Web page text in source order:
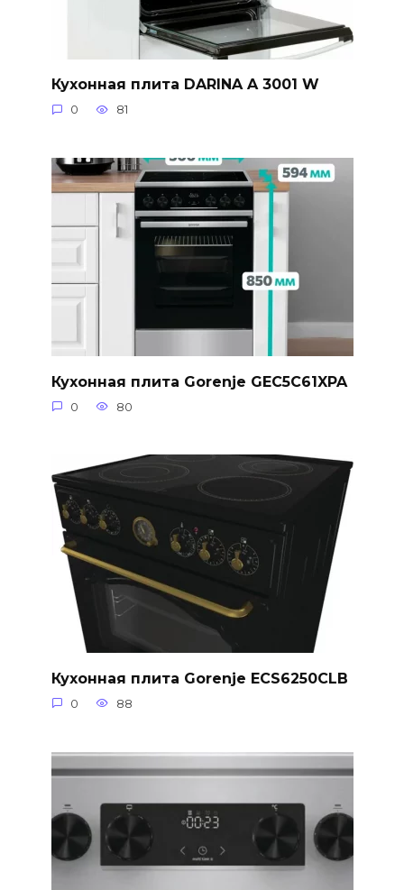
Кухонная плита DARINA A 3001 W
0 81
Кухонная плита Gorenje GEC5C61XPA
0 80
Кухонная плита Gorenje ECS6250CLB
0 88